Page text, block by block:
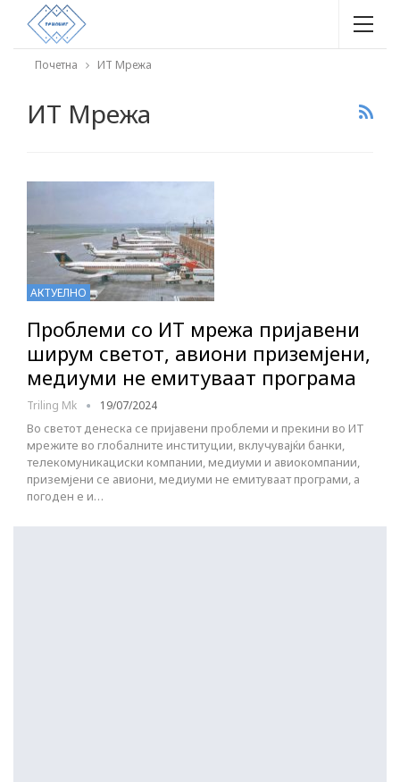
Почетна ИТ Мрежа
ИТ Мрежа
АКТУЕЛНО
Проблеми со ИТ мрежа пријавени
ширум светот, авиони приземјени,
медиуми не емитуваат програма
Triling Mk 19/07/2024
Во светот денеска се пријавени проблеми и прекини во ИТ
мрежите во глобалните институции, вклучувајќи банки,
телекомуникациски компании, медиуми и авиокомпании,
приземјени се авиони, медиуми не емитуваат програми, а
погоден е и…